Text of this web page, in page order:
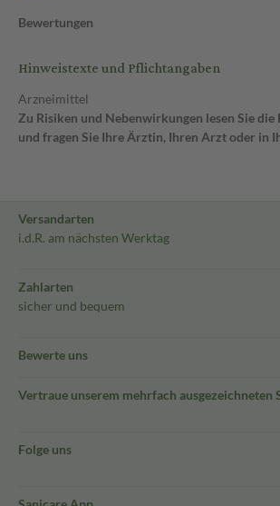
Bewertungen
Hinweistexte und Pflichtangaben
Arzneimittel
Zu Risiken und Nebenwirkungen lesen Sie die
und fragen Sie Ihre Ärztin, Ihren Arzt oder in
Versandarten
i.d.R. am nächsten Werktag
Zahlarten
sicher und bequem
Bewerte uns
Vertraue unserem mehrfach ausgezeichneten
Folge uns